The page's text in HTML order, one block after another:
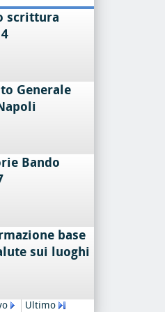
scrittura
Generale
Bando
base
sui luoghi
Ultimo